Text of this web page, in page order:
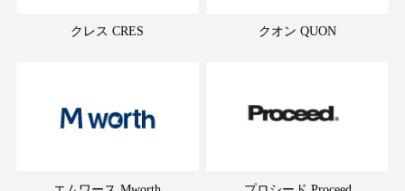
クレス CRES クオン QUON